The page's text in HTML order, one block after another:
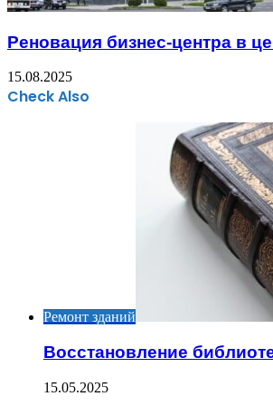
Реновация бизнес-центра в
15.08.2025
Check Also
Ремонт зданий
Восстановление
15.05.2025